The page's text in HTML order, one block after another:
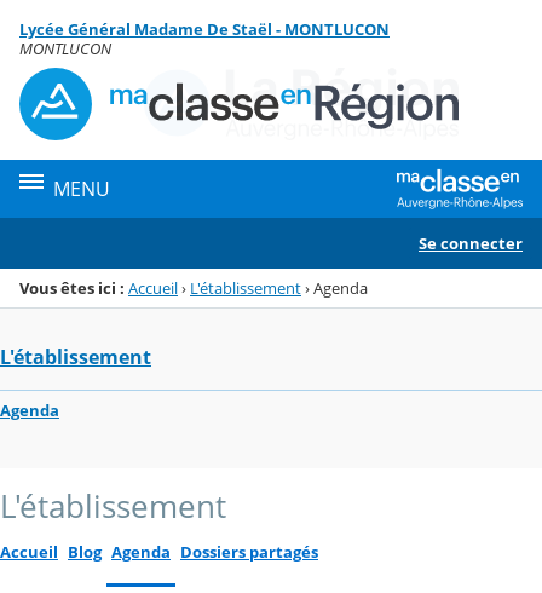
Menu de la rubrique
Contenu
Lycée Général Madame De Staël - MONTLUCON
MONTLUCON
MENU
Se connecter
Vous êtes ici : Accueil› L'établissement›Agenda
L'établissement
Agenda
L'établissement
Accueil Blog Agenda Dossiers partagés